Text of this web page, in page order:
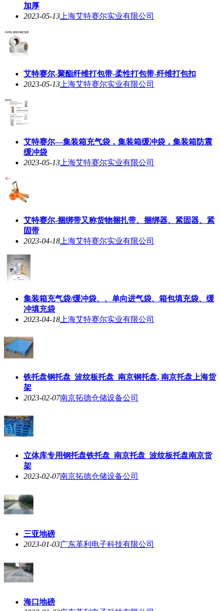
加厚
2023-05-13 上海艾特赛尔实业有限公司
艾特赛尔-聚酯纤维打包带-柔性打包带-纤维打包扣
2023-05-13 上海艾特赛尔实业有限公司
艾特赛尔—集装箱充气袋，集装箱缓冲袋，集装箱防震
缓冲袋
2023-05-13 上海艾特赛尔实业有限公司
艾特赛尔-捆绑带又称货物捆扎带、捆绑器、紧固器、紧
固带
2023-04-18 上海艾特赛尔实业有限公司
集装箱充气袋/缓冲袋、、单向进气袋、箱包填充袋、缓
冲填充袋
2023-04-18 上海艾特赛尔实业有限公司
铁托盘钢托盘_波纹板托盘_南京钢托盘, 南京托盘上海货
架
2023-02-07南京拓德仓储设备公司
立体库专用钢托盘铁托盘_南京托盘_波纹板托盘南京货
架
2023-02-07南京拓德仓储设备公司
三亚地磅
2023-01-03广东革利电子科技有限公司
海口地磅